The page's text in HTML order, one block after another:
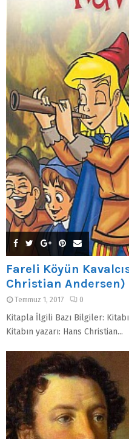
Fareli Köyün
Christian Andersen)
Temmuz 1, 2017 0
Kitapla İlgili Bazı Bilgiler:
Kitabın yazarı: Hans Christian...